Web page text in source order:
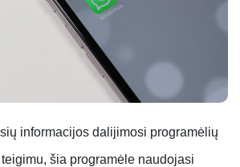
informacijos dalijimosi programėlių
teigimu, šia programėle naudojasi